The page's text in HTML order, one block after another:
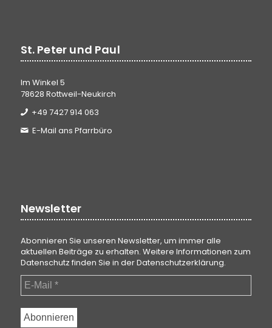
St. Peter und Paul
Im Winkel 5
78628 Rottweil-Neukirch
+49 7427 914 063
E-Mail ans Pfarrbüro
Newsletter
Abonnieren Sie unseren Newsletter, um immer alle
aktuellen Beiträge zu erhalten. Weitere Informationen zum
Datenschutz finden Sie in derDatenschutzerklärung.